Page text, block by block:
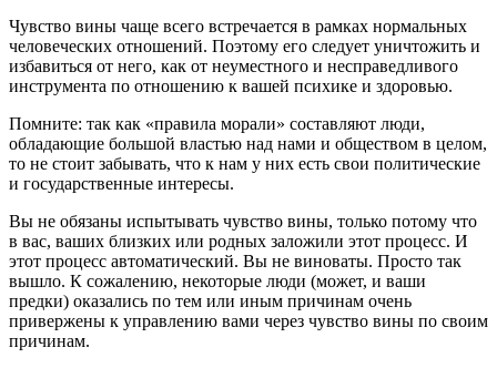
Чувство вины чаще всего встречается в рамках нормальных
человеческих отношений. Поэтому его следует уничтожить и
избавиться от него, как от неуместного и несправедливого
инструмента по отношению к вашей психике и здоровью.
Помните: так как «правила морали» составляют люди,
обладающие большой властью над нами и обществом в целом,
то не стоит забывать, что к нам у них есть свои политические
и государственные интересы.
Вы не обязаны испытывать чувство вины, только потому что
в вас, ваших близких или родных заложили этот процесс. И
этот процесс автоматический. Вы не виноваты. Просто так
вышло. К сожалению, некоторые люди (может, и ваши
предки) оказались по тем или иным причинам очень
привержены к управлению вами через чувство вины по своим
причинам.